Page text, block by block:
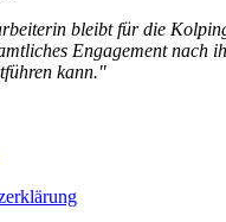
bleibt für die
Engagement nach
kann."